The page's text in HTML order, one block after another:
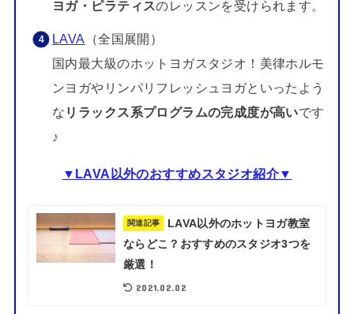
ヨガ・ピラティスのレッスンを受けられます。
LAVA （全国展開）
国内最大級のホットヨガスタジオ！美律ホルモ
ンヨガやリンパリフレッシュヨガといったよう
な リラックス系プログラムの完成度が高いです
♪
▼LAVA以外のおすすめスタジオ紹介▼
関連記事
LAVA以外のホットヨガ教室
ならどこ？おすすめのスタジオ3つを
厳選！
2021.02.02